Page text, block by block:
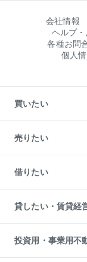
会社情報
ヘルプ
各種お問
個人
買いたい
新築・分譲マンション
中古マンションの購入
一戸建ての購入
中古一戸建ての購入
不動産購入の流れ
注目キーワード物件特
購入ガイド
English 繁体中文簡
売りたい
一戸建ての売却・査定
土地の売却・査定
スピードAI査定
不動産査定について
不動産売却の流れ
不動産買換えの流れ
売却ガイド
借りたい
オフィス・店舗の賃貸
借りるときの流れ
借りるガイド
貸したい・賃貸経
マンション賃料データ
賃貸管理プラン
リロケーションにつ
投資用・事業用不